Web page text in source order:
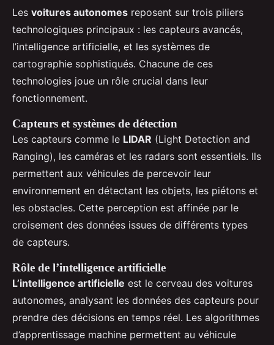
Les voitures autonomes reposent sur trois piliers
technologiques principaux : les capteurs avancés,
l’intelligence artificielle, et les systèmes de
cartographie sophistiqués. Chacune de ces
technologies joue un rôle crucial dans leur
fonctionnement.
Capteurs et systèmes de détection
Les capteurs comme le LIDAR (Light Detection and
Ranging), les caméras et les radars sont essentiels. Ils
permettent aux véhicules de percevoir leur
environnement en détectant les objets, les piétons et
les obstacles. Cette perception est affinée par le
croisement des données issues de différents types
de capteurs.
Rôle de l’intelligence artificielle
L’intelligence artificielle est le cerveau des voitures
autonomes, analysant les données des capteurs pour
prendre des décisions en temps réel. Les algorithmes
d’apprentissage machine permettent au véhicule